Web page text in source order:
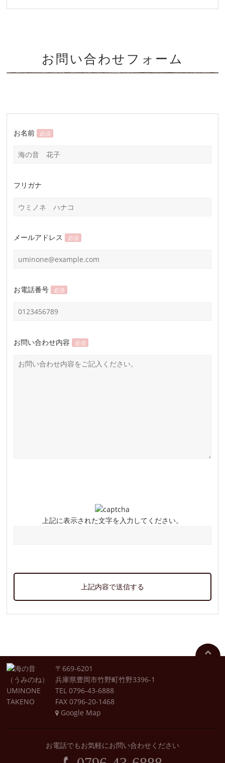
お問い合わせフォーム
お名前 必須
フリガナ
メールアドレス 必須
お電話番号 必須
お問い合わせ内容 必須
上記に表示された文字を入力してください。
〒669-6201
兵庫県豊岡市竹野町竹野3396-1
TEL 0796-43-6888
FAX 0796-20-1468
Google Map
お電話でもお気軽にお問い合わせください